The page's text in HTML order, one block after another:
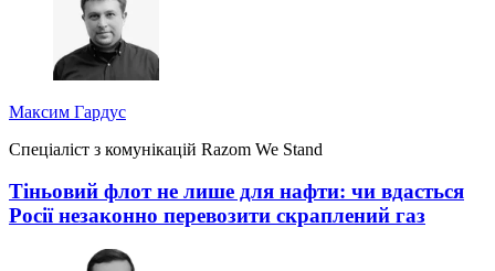
Максим Гардус
Спеціаліст з комунікацій Razom We Stand
Тіньовий флот не лише для нафти: чи вдасться
Росії незаконно перевозити скраплений газ